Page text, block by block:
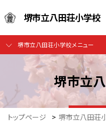
堺市立八田荘小学校
堺市立八田荘小学校メニュー
堺市立
トップページ > 堺市立八田荘